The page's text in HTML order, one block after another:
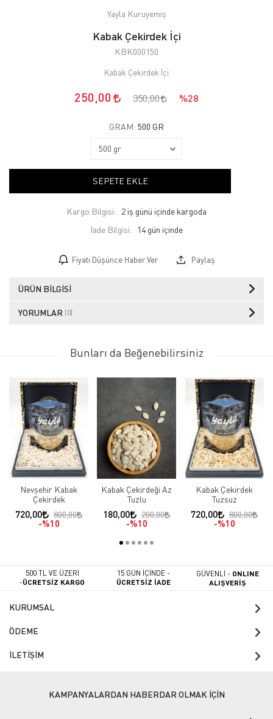
Yayla Kuruyemiş
Kabak Çekirdek İçi
KBK000150
Kabak Çekirdek İçi
250,00 350,00 %28
GRAM: 500 GR
SEPETE EKLE
Kargo Bilgisi: 2 iş günü içinde kargoda
İade Bilgisi:
Fiyatı Düşünce Haber Ver Paylaş
ÜRÜN BILGISI
YORUMLAR (0)
Bunları da Beğenebilirsiniz
Nevşehir Kabak
Çekirdek
720,00
800,00
%10
Kabak Çekirdeği Az
Tuzlu
180,00
200,00
%10
Kabak Çekirdek
Tuzsuz
720,00
800,00
%10
500 TL VE ÜZERİ
-ÜCRETSİZ KARGO
15 GÜN İÇİNDE -
ÜCRETSİZ İADE
GÜVENLİ - ONLINE
ALIŞVERİŞ
KURUMSAL
ÖDEME
İLETİŞİM
KAMPANYALARDAN HABERDAR OLMAK İÇİN